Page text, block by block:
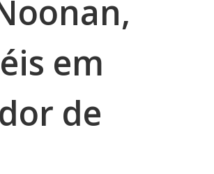
em
de